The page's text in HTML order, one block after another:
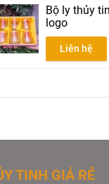
Bộ ly thủy
logo
Liên hệ
TINH GIÁ RẺ